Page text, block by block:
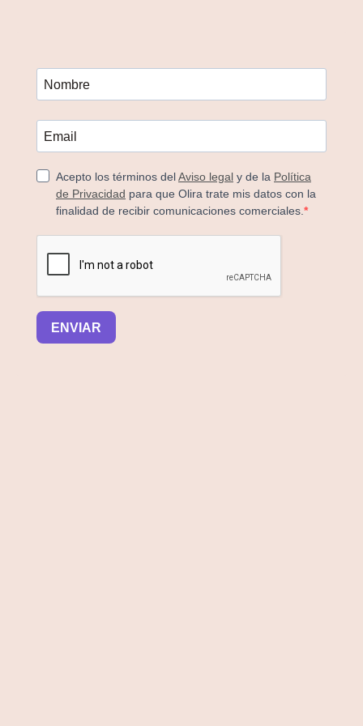
Acepto los términos delAviso legal y de la Política
de Privacidad para que Olira trate mis datos con la
finalidad de recibir comunicaciones comerciales.
ENVIAR